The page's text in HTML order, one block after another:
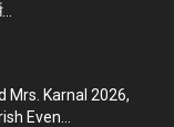
Mrs. Karnal 2026,
Even...